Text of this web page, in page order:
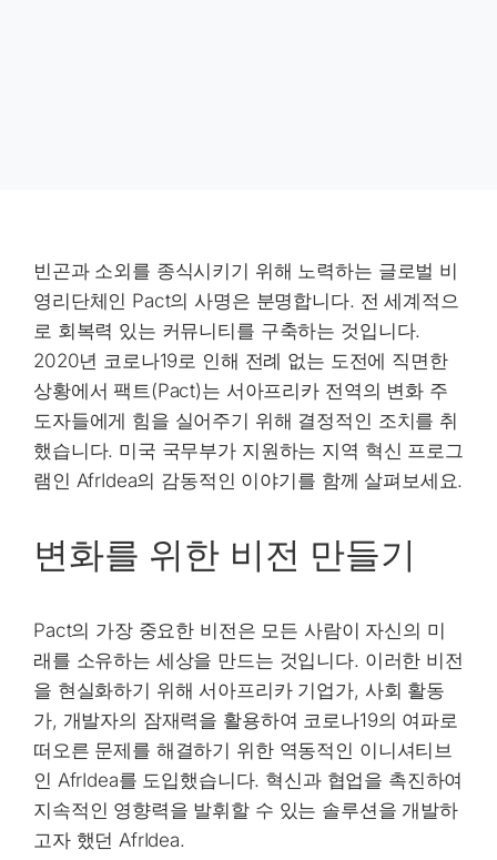
빈곤과 소외를 종식시키기 위해 노력하는 글로벌 비
영리단체인 Pact의 사명은 분명합니다. 전 세계적으
로 회복력 있는 커뮤니티를 구축하는 것입니다.
2020년 코로나19로 인해 전례 없는 도전에 직면한
상황에서 팩트(Pact)는 서아프리카 전역의 변화 주
도자들에게 힘을 실어주기 위해 결정적인 조치를 취
했습니다. 미국 국무부가 지원하는 지역 혁신 프로그
램인 AfrIdea의 감동적인 이야기를 함께 살펴보세요.
변화를 위한 비전 만들기
Pact의 가장 중요한 비전은 모든 사람이 자신의 미
래를 소유하는 세상을 만드는 것입니다. 이러한 비전
을 현실화하기 위해 서아프리카 기업가, 사회 활동
가, 개발자의 잠재력을 활용하여 코로나19의 여파로
떠오른 문제를 해결하기 위한 역동적인 이니셔티브
인 AfrIdea를 도입했습니다. 혁신과 협업을 촉진하여
지속적인 영향력을 발휘할 수 있는 솔루션을 개발하
고자 했던 AfrIdea.